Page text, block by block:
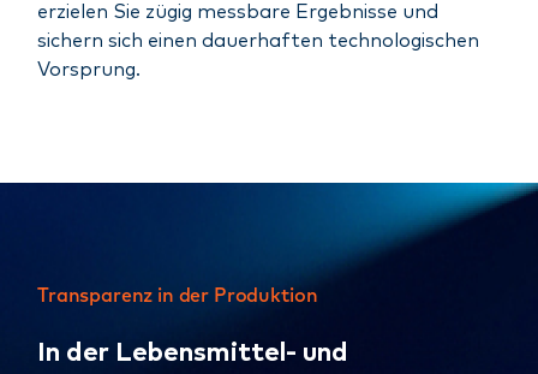
erzielen Sie zügig messbare Ergebnisse und
sichern sich einen dauerhaften technologischen
Vorsprung.
Transparenz in der Produktion
In der Lebensmittel- und